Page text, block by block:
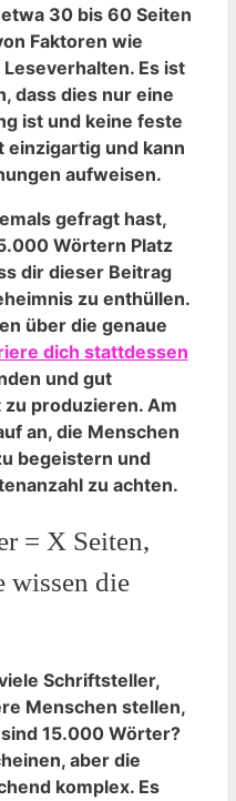
30 bis 60 Seiten
Faktoren wie⁢
Es ist
dass dies nur eine
ist und keine feste‌
einzigartig und⁤ kann
⁢aufweisen.
gefragt ⁢hast,
Wörtern Platz
dir dieser Beitrag
zu enthüllen.
über die genaue
‌dich stattdessen
und gut
produzieren. Am
an, die Menschen
begeistern und
zu achten.
= X Seiten,
wissen die
Schriftsteller,​
Menschen stellen,
15.000 Wörter?
⁣aber die
komplex. Es